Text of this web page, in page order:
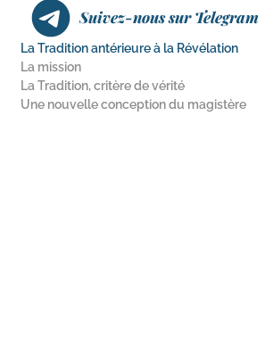
Suivez-nous sur Telegram
La Tradition antérieure à la Révélation
La mission
La Tradition, critère de vérité
Une nouvelle conception du magistère